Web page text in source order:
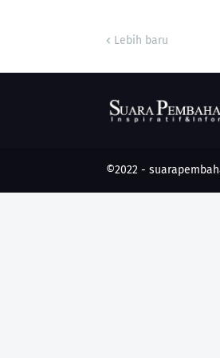
Lebih baru
©2022 -